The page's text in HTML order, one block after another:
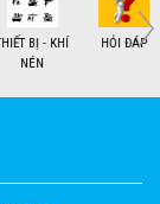
BỊ - KHÍ
NÉN
HỎI ĐÁP